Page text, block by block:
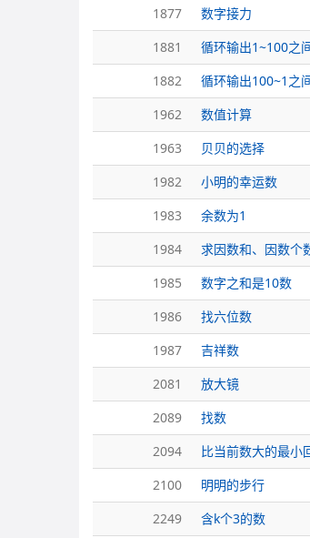
1877 数字接力
1881 循环输出1~100之
1882 循环输出100~1之
1962 数值计算
1963 贝贝的选择
1982 小明的幸运数
1983 余数为1
1984 求因数和、因数个
1985 数字之和是10数
1986 找六位数
1987 吉祥数
2081 放大镜
2089 找数
2094 比当前数大的最小
2100 明明的步行
2249 含k个3的数